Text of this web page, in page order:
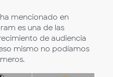
mencionado en
es una de las
de audiencia
mismo no podíamos